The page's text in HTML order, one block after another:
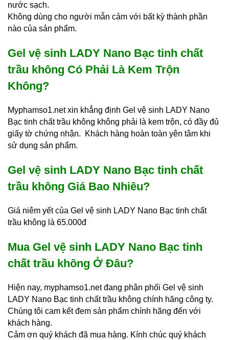
nước sạch.
Không dùng cho người mẫn cảm với bất kỳ thành phần
nào của sản phẩm.
Gel vệ sinh LADY Nano Bạc tinh chất
trầu không Có Phải Là Kem Trộn
Không?
Myphamso1.net xin khẳng định Gel vệ sinh LADY Nano
Bạc tinh chất trầu không không phải là kem trộn, có đầy đủ
giấy tờ chứng nhận. Khách hàng hoàn toàn yên tâm khi
sử dụng sản phẩm.
Gel vệ sinh LADY Nano Bạc tinh chất
trầu không Giá Bao Nhiêu?
Giá niêm yết của Gel vệ sinh LADY Nano Bạc tinh chất
trầu không là 65.000đ
Mua Gel vệ sinh LADY Nano Bạc tinh
chất trầu không Ở Đâu?
Hiện nay, myphamso1.net đang phân phối Gel vệ sinh
LADY Nano Bạc tinh chất trầu không chính hãng công ty.
Chúng tôi cam kết đem sản phẩm chính hãng đến với
khách hàng.
Cảm ơn quý khách đã mua hàng. Kính chúc quý khách